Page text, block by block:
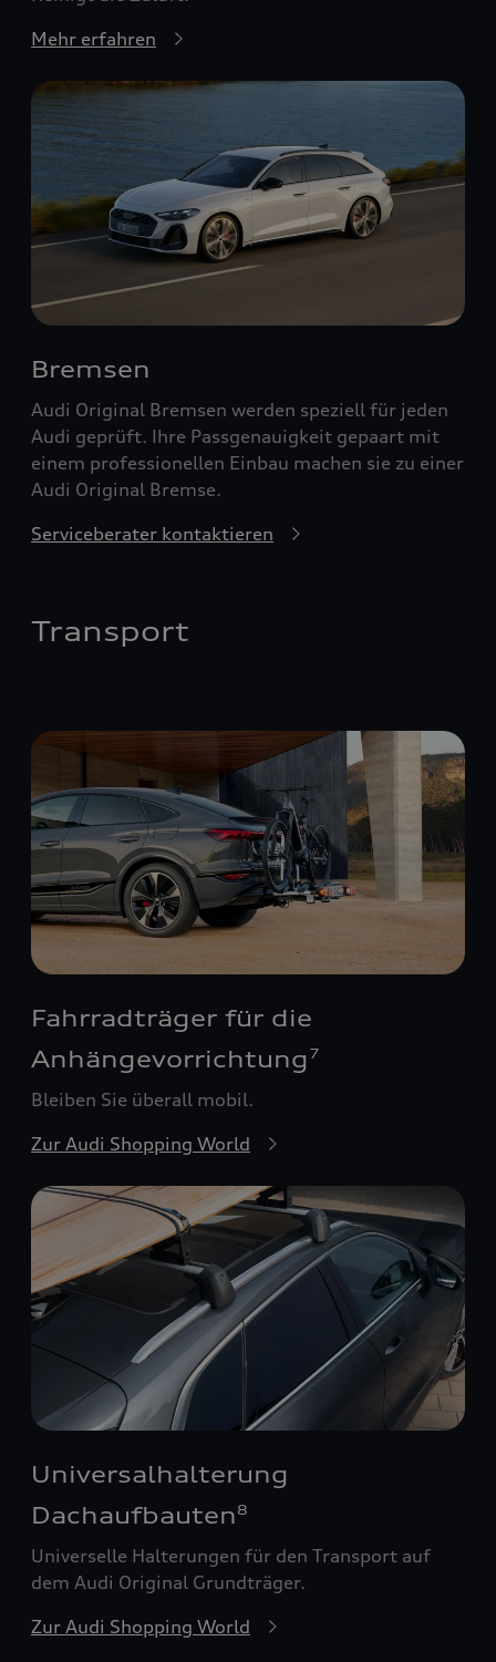
Mehr erfahren
Bremsen
Audi Original Bremsen werden speziell für jeden
Audi geprüft. Ihre Passgenauigkeit gepaart mit
einem professionellen Einbau machen sie zu einer
Audi Original Bremse.
Serviceberater kontaktieren
Transport
Fahrradträger für die
Anhängevorrichtung 7
Bleiben Sie überall mobil.
Zur Audi Shopping World
Universalhalterung
Dachaufbauten8
Universelle Halterungen für den Transport auf
dem Audi Original Grundträger.
Zur Audi Shopping World